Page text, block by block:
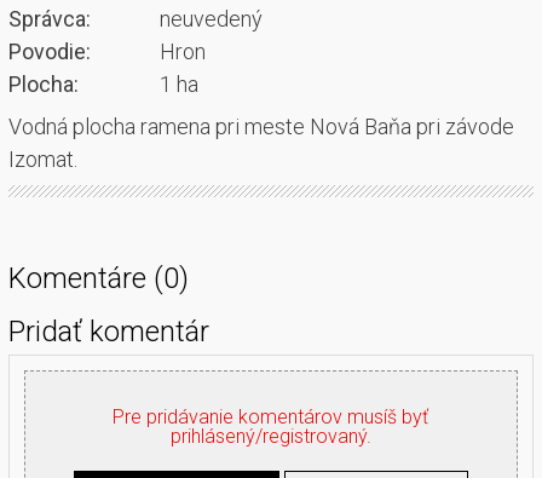
Správca:
neuvedený
Povodie:
Hron
Plocha:
1 ha
Vodná plocha ramena pri meste Nová Baňa pri závode
Izomat.
Komentáre (0)
Pridať komentár
Pre pridávanie komentárov musíš byť
prihlásený/registrovaný.